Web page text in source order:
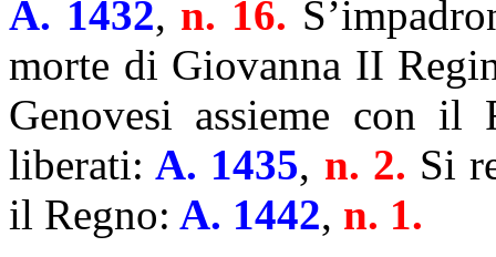
A. 1432, n. 16.
morte di Giovanna II
Genovesi assieme con
liberati: A. 1435, n. 2. Si
il Regno: A. 1442, n. 1.